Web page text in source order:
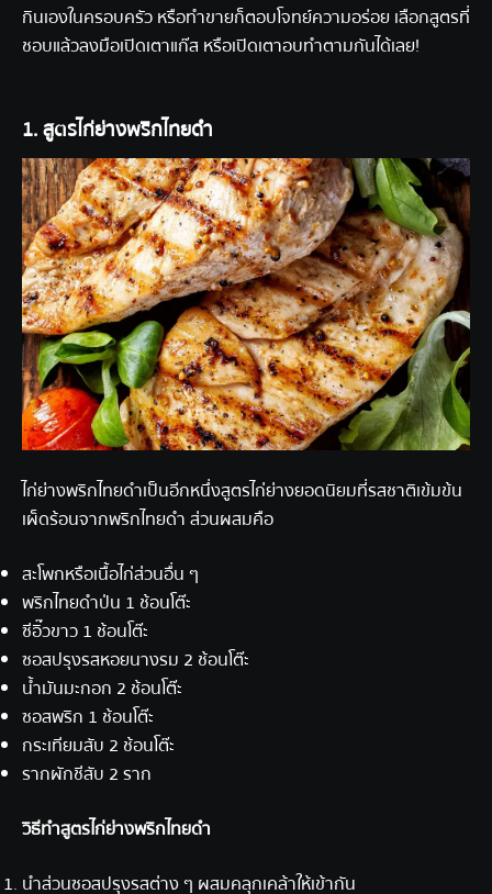
กินเองในครอบครัว หรือทำขายก็ตอบโจทย์ความอร่อย เลือกสูตรที่
ชอบแล้วลงมือเปิดเตาแก๊สหรือเปิดเตาอบทำตามกันได้เลย!
1. สูตรไก่ย่างพริกไทยดำ
ไก่ย่างพริกไทยดำเป็นอีกหนึ่งสูตรไก่ย่างยอดนิยมที่รสชาติเข้มข้น
เผ็ดร้อนจากพริกไทยดำ ส่วนผสมคือ
สะโพกหรือเนื้อไก่ส่วนอื่น ๆ
พริกไทยดำป่น 1 ช้อนโต๊ะ
ซีอิ๊วขาว 1 ช้อนโต๊ะ
ซอสปรุงรสหอยนางรม 2 ช้อนโต๊ะ
น้ำมันมะกอก 2 ช้อนโต๊ะ
ซอสพริก 1 ช้อนโต๊ะ
กระเทียมสับ 2 ช้อนโต๊ะ
รากผักชีสับ 2 ราก
วิธีทำสูตรไก่ย่างพริกไทยดำ
นำส่วนซอสปรุงรสต่าง ๆ ผสมคลุกเคล้าให้เข้ากัน